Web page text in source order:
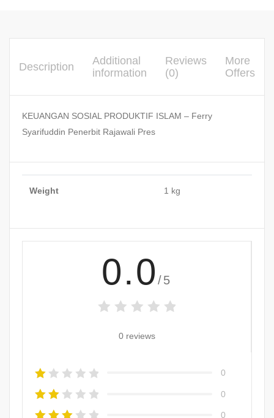
Description
Additional
information
Reviews
(0)
More
Offers
KEUANGAN SOSIAL PRODUKTIF ISLAM – Ferry
Syarifuddin Penerbit Rajawali Pres
Weight 1 kg
0.0 /5
0 reviews
0
0
0